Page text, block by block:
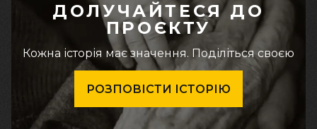
ДОЛУЧАЙТЕСЯ ДО
ПРОЄКТУ
Кожна історія має значення. Поділіться своєю
РОЗПОВІСТИ ІСТОРІЮ